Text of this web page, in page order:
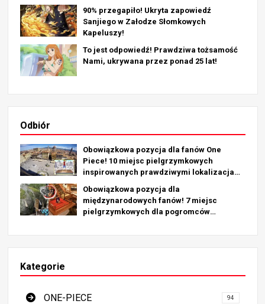
90% przegapiło! Ukryta zapowiedź
Sanjiego w Załodze Słomkowych
Kapeluszy!
To jest odpowiedź! Prawdziwa tożsamość
Nami, ukrywana przez ponad 25 lat!
Odbiór
Obowiązkowa pozycja dla fanów One
Piece! 10 miejsc pielgrzymkowych
inspirowanych prawdziwymi lokalizacjami
Obowiązkowa pozycja dla
międzynarodowych fanów! 7 miejsc
pielgrzymkowych dla pogromców
Kategorie
ONE-PIECE 94